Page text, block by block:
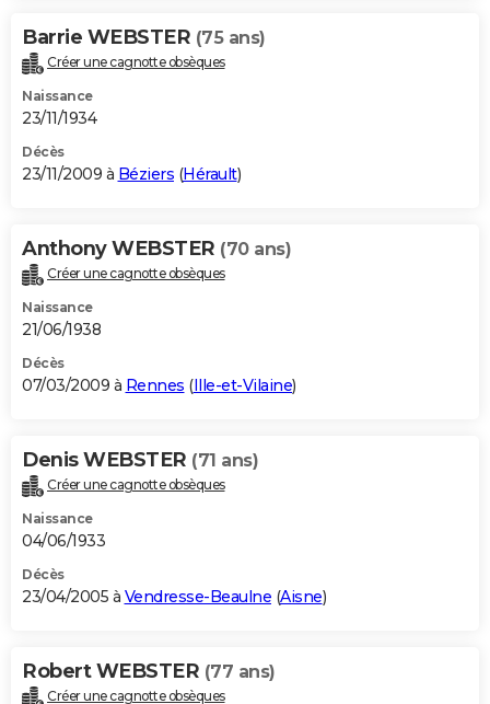
Barrie WEBSTER (75 ans)
Créer une cagnotte obsèques
Naissance
23/11/1934
Décès
23/11/2009 à Béziers (Hérault)
Anthony WEBSTER (70 ans)
Créer une cagnotte obsèques
Naissance
21/06/1938
Décès
07/03/2009 à Rennes (Ille-et-Vilaine)
Denis WEBSTER (71 ans)
Créer une cagnotte obsèques
Naissance
04/06/1933
Décès
23/04/2005 à Vendresse-Beaulne (Aisne)
Robert WEBSTER (77 ans)
Créer une cagnotte obsèques